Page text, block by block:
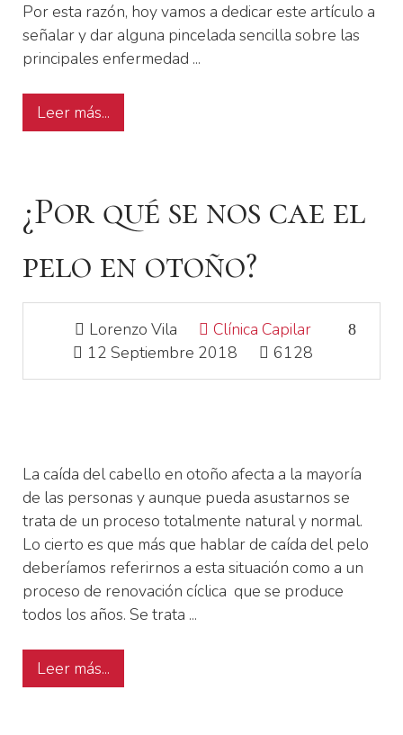
Por esta razón, hoy vamos a dedicar este artículo a
señalar y dar alguna pincelada sencilla sobre las
principales enfermedad ...
Leer más...
¿Por qué se nos cae el
pelo en otoño?
Lorenzo Vila
Clínica Capilar
12 Septiembre 2018
6128
La caída del cabello en otoño afecta a la mayoría
de las personas y aunque pueda asustarnos se
trata de un proceso totalmente natural y normal.
Lo cierto es que más que hablar de caída del pelo
deberíamos referirnos a esta situación como a un
proceso de renovación cíclica que se produce
todos los años. Se trata ...
Leer más...